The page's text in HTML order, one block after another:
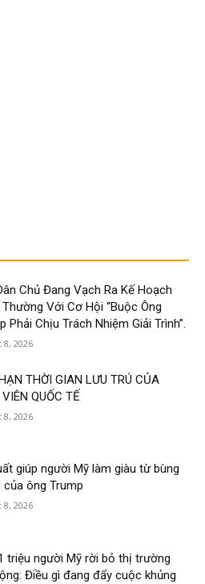
Chủ Đang Vạch Ra Kế Hoạch
Với Cơ Hội “Buộc Ông
Phải Chịu Trách Nhiệm Giải Trình”.
8, 2026
THỜI GIAN LƯU TRÚ CỦA
QUỐC TẾ
8, 2026
giúp người Mỹ làm giàu từ bùng
của ông Trump
8, 2026
triệu người Mỹ rời bỏ thị trường
Điều gì đang đẩy cuộc khủng